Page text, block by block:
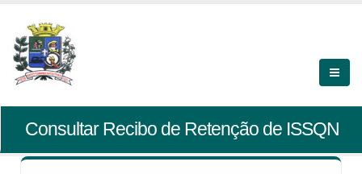
Consultar Recibo de Retenção de ISSQN